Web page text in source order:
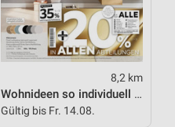
8,2 km
Wohnideen so individuell wie du!
Gültig bis Fr. 14.08.